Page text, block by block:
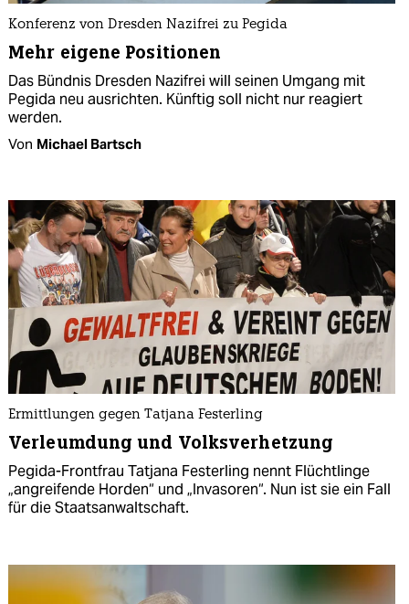
Konferenz von Dresden Nazifrei zu Pegida
Mehr eigene Positionen
Das Bündnis Dresden Nazifrei will seinen Umgang mit
Pegida neu ausrichten. Künftig soll nicht nur reagiert
werden.
Von Michael Bartsch
Ermittlungen gegen Tatjana Festerling
Verleumdung und Volksverhetzung
Pegida-Frontfrau Tatjana Festerling nennt Flüchtlinge
„angreifende Horden“ und „Invasoren“. Nun ist sie ein Fall
für die Staatsanwaltschaft.